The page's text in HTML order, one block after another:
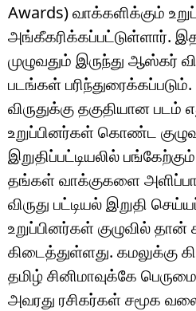
Awards) வாக்களிக்கும்
அங்கீகரிக்கப்பட்டுள்ளார்.
முழுவதும் இருந்து ஆஸ்கர்
படங்கள்
விருதுக்கு தகுதியான
உறுப்பினர்கள் கொண்ட
இறுதிப்பட்டியலில்
தங்கள் வாக்குகளை
விருது பட்டியல் இறுதி
உறுப்பினர்கள் குழுவில்
கிடைத்துள்ளது. கமலுக்கு
தமிழ் சினிமாவுக்கே
அவரது ரசிகர்கள் சமூக